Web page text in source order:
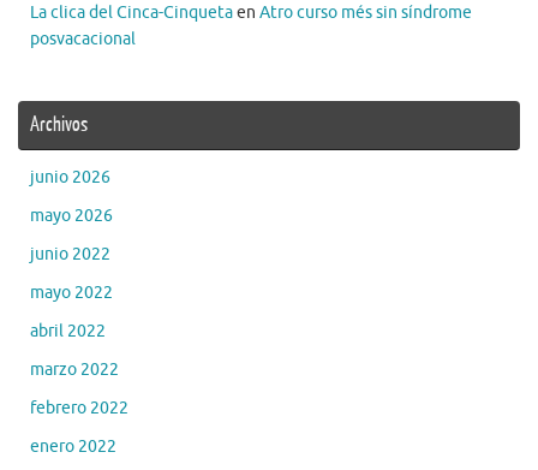
La clica del Cinca-Cinquetaen Atro curso més sin síndrome
posvacacional
Archivos
junio 2026
mayo 2026
junio 2022
mayo 2022
abril 2022
marzo 2022
febrero 2022
enero 2022